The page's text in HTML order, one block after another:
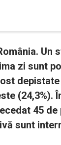
Un
zi sunt
(24,3%).
45 de
sunt